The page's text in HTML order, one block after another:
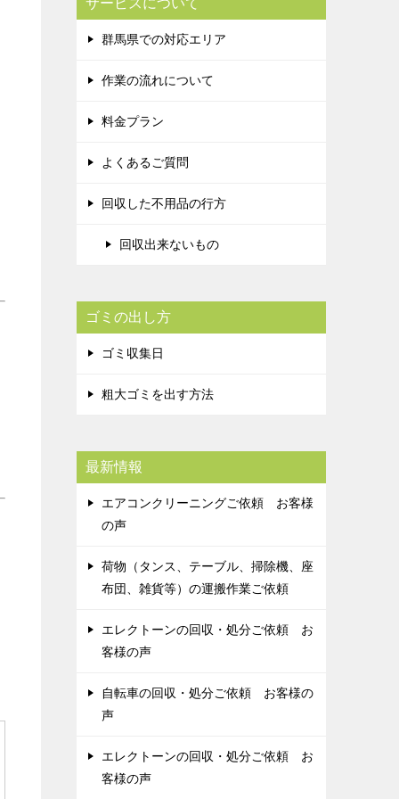
サービスについて
群馬県での対応エリア
作業の流れについて
料金プラン
よくあるご質問
回収した不用品の行方
回収出来ないもの
ゴミの出し方
ゴミ収集日
粗大ゴミを出す方法
最新情報
エアコンクリーニングご依頼 お客様
の声
荷物（タンス、テーブル、掃除機、座
布団、雑貨等）の運搬作業ご依頼
エレクトーンの回収・処分ご依頼 お
客様の声
自転車の回収・処分ご依頼 お客様の
声
エレクトーンの回収・処分ご依頼 お
客様の声